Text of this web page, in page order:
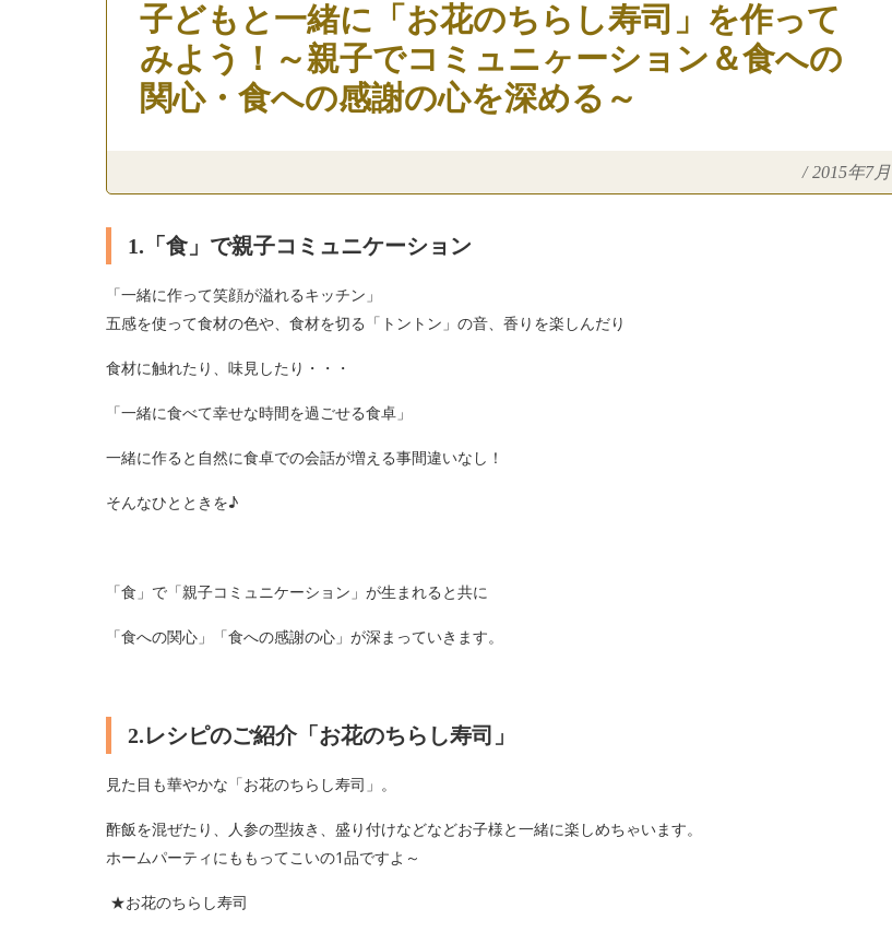
子どもと一緒に「お花のちらし寿司」を作って
みよう！～親子でコミュニヶーション＆食への
関心・食への感謝の心を深める～
/ 2015年7月
1.「食」で親子コミュニケーション
「一緒に作って笑顔が溢れるキッチン」
五感を使って食材の色や、食材を切る「トントン」の音、香りを楽しんだり
食材に触れたり、味見したり・・・
「一緒に食べて幸せな時間を過ごせる食卓」
一緒に作ると自然に食卓での会話が増える事間違いなし！
そんなひとときを♪
「食」で「親子コミュニケーション」が生まれると共に
「食への関心」「食への感謝の心」が深まっていきます。
2.レシピのご紹介「お花のちらし寿司」
見た目も華やかな「お花のちらし寿司」。
酢飯を混ぜたり、人参の型抜き、盛り付けなどなどお子様と一緒に楽しめちゃいます。
ホームパーティにももってこいの1品ですよ～
★お花のちらし寿司